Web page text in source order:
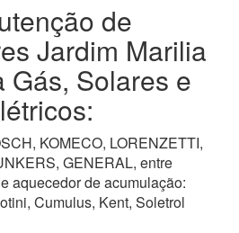
de
Jardim Marilia
Gás, Solares e
KOMECO, LORENZETTI,
GENERAL, entre
aquecedor de acumulação:
Cumulus, Kent, Soletrol